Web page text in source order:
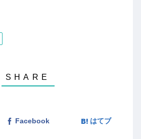
Facebook はてブ